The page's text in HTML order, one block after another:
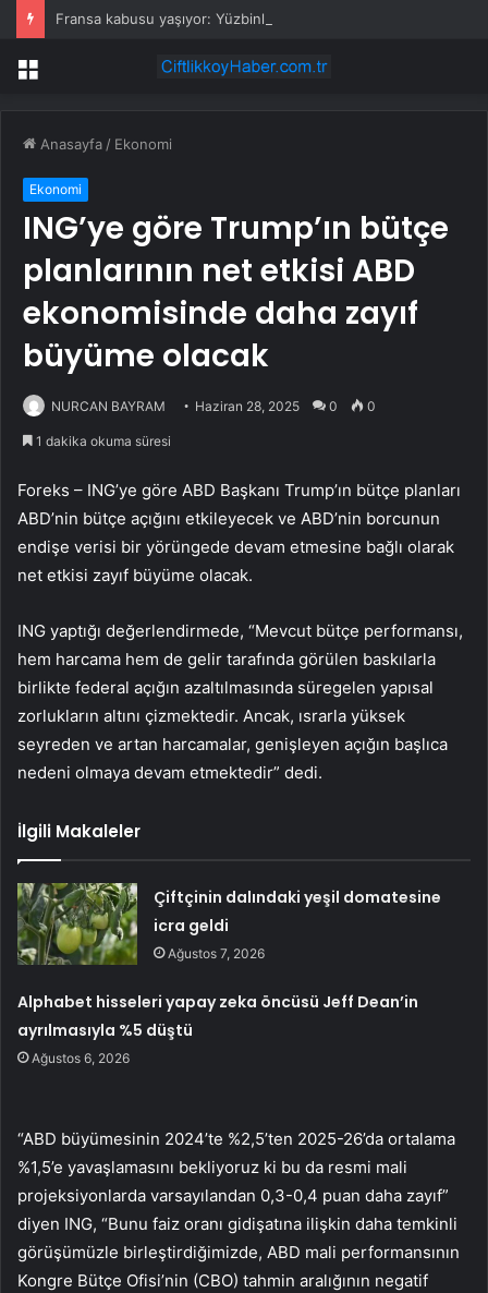
Menü
Anasayfa / Ekonomi
Ekonomi
ING’ye göre Trump’ın bütçe
planlarının net etkisi ABD
ekonomisinde daha zayıf
büyüme olacak
NURCAN BAYRAM Haziran 28, 2025 0 0
1 dakika okuma süresi
Foreks – ING’ye göre ABD Başkanı Trump’ın bütçe planları
ABD’nin bütçe açığını etkileyecek ve ABD’nin borcunun
endişe verisi bir yörüngede devam etmesine bağlı olarak
net etkisi zayıf büyüme olacak.
ING yaptığı değerlendirmede, “Mevcut bütçe performansı,
hem harcama hem de gelir tarafında görülen baskılarla
birlikte federal açığın azaltılmasında süregelen yapısal
zorlukların altını çizmektedir. Ancak, ısrarla yüksek
seyreden ve artan harcamalar, genişleyen açığın başlıca
nedeni olmaya devam etmektedir” dedi.
İlgili Makaleler
Çiftçinin dalındaki yeşil domatesine
icra geldi
Ağustos 7, 2026
Alphabet hisseleri yapay zeka öncüsü Jeff Dean’in
ayrılmasıyla %5 düştü
Ağustos 6, 2026
“ABD büyümesinin 2024’te %2,5’ten 2025-26’da ortalama
%1,5’e yavaşlamasını bekliyoruz ki bu da resmi mali
projeksiyonlarda varsayılandan 0,3-0,4 puan daha zayıf”
diyen ING, “Bunu faiz oranı gidişatına ilişkin daha temkinli
görüşümüzle birleştirdiğimizde, ABD mali performansının
Kongre Bütçe Ofisi’nin (CBO) tahmin aralığının negatif